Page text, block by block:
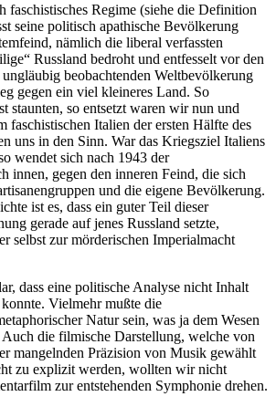
faschistisches Regime (siehe die Definition
seine politisch apathische Bevölkerung
nämlich die liberal verfassten
Russland bedroht und entfesselt vor den
beobachtenden Weltbevölkerung
gegen ein viel kleineres Land. So
staunten, so entsetzt waren wir nun und
faschistischen Italien der ersten Hälfte des
uns in den Sinn. War das Kriegsziel Italiens
wendet sich nach 1943 der
innen, gegen den inneren Feind, die sich
und die eigene Bevölkerung.
ist es, dass ein guter Teil dieser
gerade auf jenes Russland setzte,
selbst zur mörderischen Imperialmacht
dass eine politische Analyse nicht Inhalt
Vielmehr mußte die
Natur sein, was ja dem Wesen
die filmische Darstellung, welche von
mangelnden Präzision von Musik gewählt
zu explizit werden, wollten wir nicht
zur entstehenden Symphonie drehen.